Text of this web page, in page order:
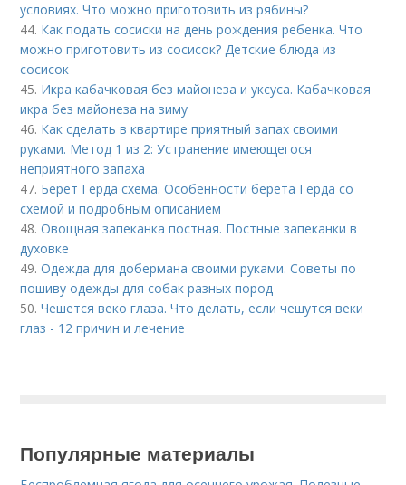
условиях. Что можно приготовить из рябины?
44. Как подать сосиски на день рождения ребенка. Что
можно приготовить из сосисок? Детские блюда из
сосисок
45. Икра кабачковая без майонеза и уксуса. Кабачковая
икра без майонеза на зиму
46. Как сделать в квартире приятный запах своими
руками. Метод 1 из 2: Устранение имеющегося
неприятного запаха
47. Берет Герда схема. Особенности берета Герда со
схемой и подробным описанием
48.Овощная запеканка постная. Постные запеканки в
духовке
49.Одежда для добермана своими руками. Советы по
пошиву одежды для собак разных пород
50.Чешется веко глаза. Что делать, если чешутся веки
глаз - 12 причин и лечение
Популярные материалы